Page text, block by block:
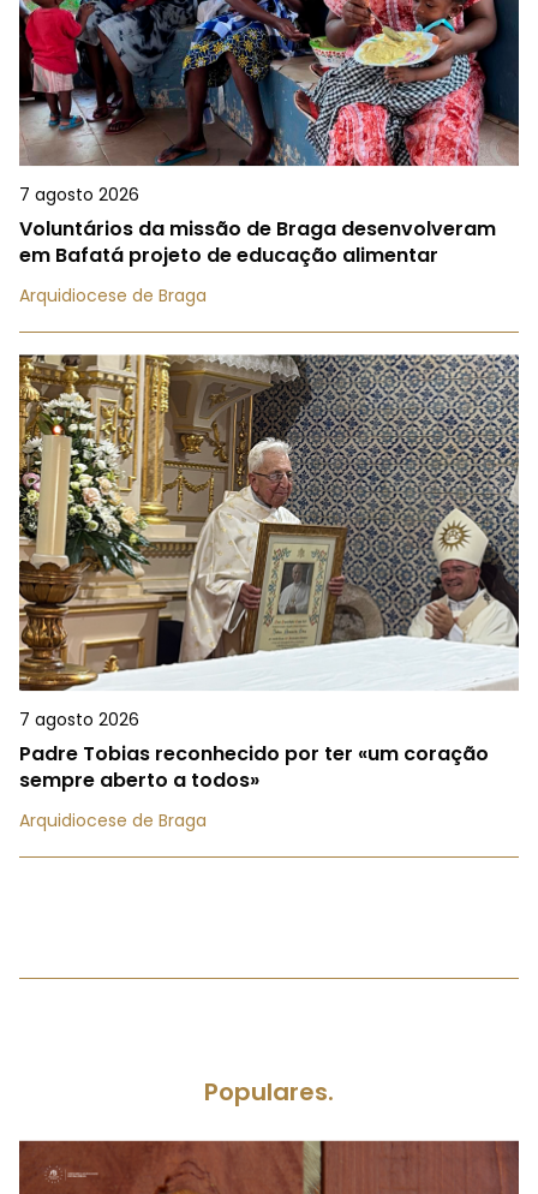
7 agosto 2026
Voluntários da missão de Braga desenvolveram
em Bafatá projeto de educação alimentar
Arquidiocese de Braga
7 agosto 2026
Padre Tobias reconhecido por ter «um coração
sempre aberto a todos»
Arquidiocese de Braga
Populares.